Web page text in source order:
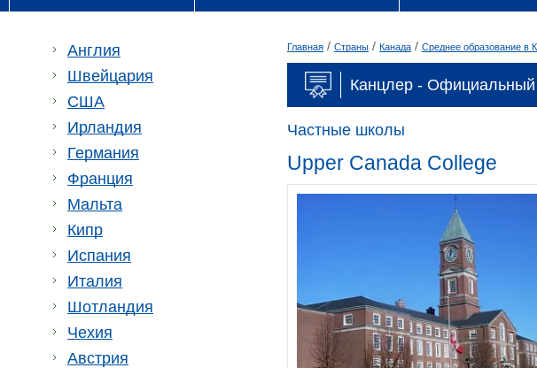
Англия
Швейцария
США
Ирландия
Германия
Франция
Мальта
Кипр
Испания
Италия
Шотландия
Чехия
Австрия
Главная / Страны / Канада / Среднее образование в
Канцлер - Официальный
Частные школы
Upper Canada College